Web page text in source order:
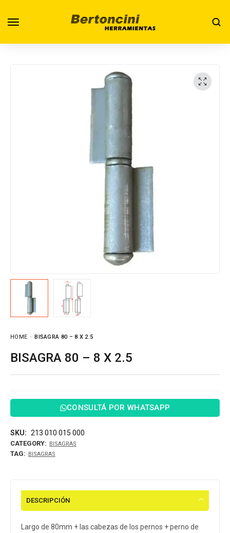
HOME BISAGRA 80 – 8 X 2.5
BISAGRA 80 – 8 X 2.5
CONSULTÁ POR WHATSAPP
SKU: 213 010 015 000
CATEGORY: BISAGRAS
TAG: BISAGRAS
DESCRIPCIÓN
Largo de 80mm + las cabezas de los pernos + perno de